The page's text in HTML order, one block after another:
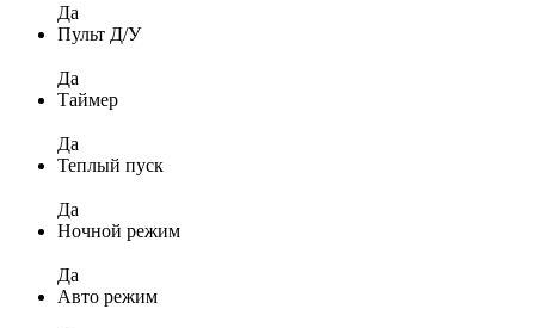
Да
Пульт Д/У
Да
Таймер
Да
Теплый пуск
Да
Ночной режим
Да
Авто режим